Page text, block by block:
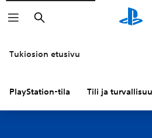
Haku
Tukiosion etusivu
PlayStation-tila Tili ja